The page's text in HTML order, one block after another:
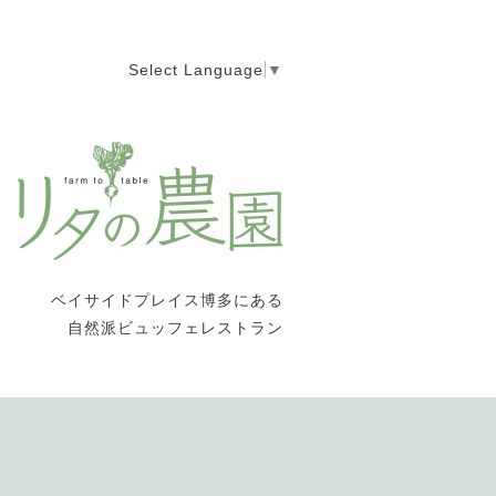
Select Language ▼
ベイサイドプレイス博多にある
自然派ビュッフェレストラン